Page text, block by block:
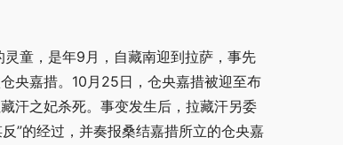
童，是年9月，自藏南迎到拉萨，事先
央嘉措。10月25日，仓央嘉措被迎至布
汗之妃杀死。事变发生后，拉藏汗另委
”的经过，并奏报桑结嘉措所立的仓央嘉